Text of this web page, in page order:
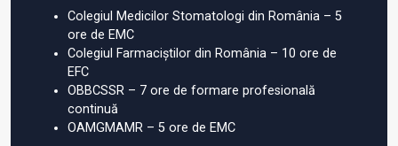
Colegiul Medicilor Stomatologi din România – 5
ore de EMC
Colegiul Farmaciștilor din România – 10 ore de
EFC
OBBCSSR – 7 ore de formare profesională
continuă
OAMGMAMR – 5 ore de EMC